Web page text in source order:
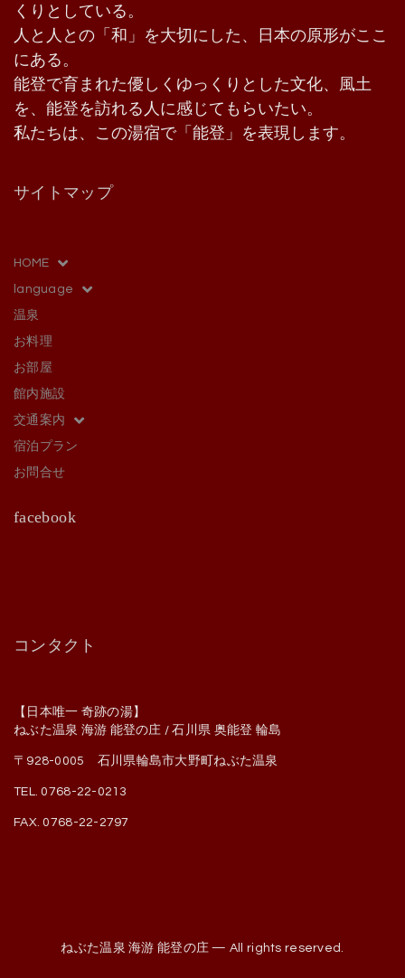
くりとしている。
人と人との「和」を大切にした、日本の原形がここ
にある。
能登で育まれた優しくゆっくりとした文化、風土
を、能登を訪れる人に感じてもらいたい。
私たちは、この湯宿で「能登」を表現します。
サイトマップ
HOME
language
温泉
お料理
お部屋
館内施設
交通案内
宿泊プラン
お問合せ
facebook
コンタクト
【日本唯一 奇跡の湯】
ねぶた温泉 海游 能登の庄 / 石川県 奥能登 輪島
〒928-0005 石川県輪島市大野町ねぶた温泉
TEL. 0768-22-0213
FAX. 0768-22-2797
ねぶた温泉 海游 能登の庄 — All rights reserved.